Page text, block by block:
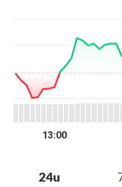
24u